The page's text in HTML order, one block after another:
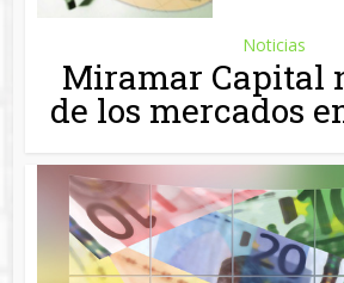
Miramar Capital
como
mercado